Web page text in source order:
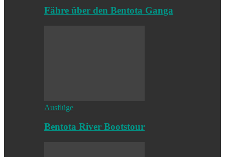
Fähre über den Bentota Ganga
Ausflüge
Bentota River Bootstour